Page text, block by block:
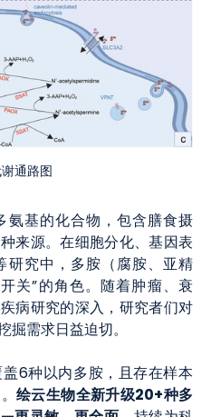
通路图
氨基的化合物，包含膳食摄
来源。在细胞分化、基因表
究中，多胺（腐胺、亚精
关”的角色。随着肿瘤、衰
病研究的深入，研究者们对
需求日益迫切。
6种以内多胺，且存在样本
绘云生物全新升级20+种多